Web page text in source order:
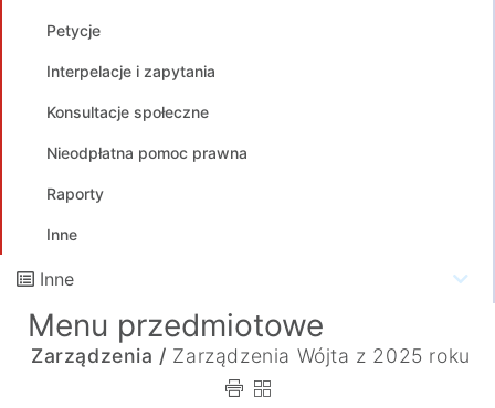
Petycje
Interpelacje i zapytania
Konsultacje społeczne
Nieodpłatna pomoc prawna
Raporty
Inne
Inne
Menu przedmiotowe
Zarządzenia / Zarządzenia Wójta z 2025 roku